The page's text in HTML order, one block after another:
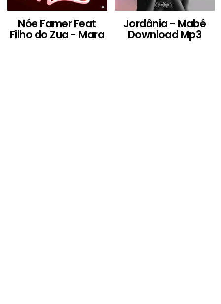
Nóe Famer Feat
Filho do Zua - Mara
Jordânia - Mabé
Download Mp3